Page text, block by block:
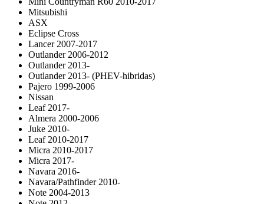
Mitsubishi
ASX
Eclipse Cross
Lancer 2007-2017
Outlander 2006-2012
Outlander 2013-
Outlander 2013- (PHEV-hibridas)
Pajero 1999-2006
Nissan
Leaf 2017-
Almera 2000-2006
Juke 2010-
Leaf 2010-2017
Micra 2010-2017
Micra 2017-
Navara 2016-
Navara/Pathfinder 2010-
Note 2004-2013